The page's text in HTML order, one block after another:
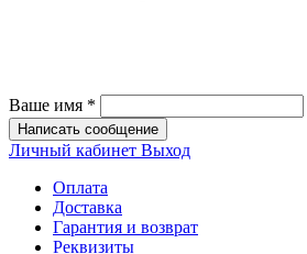
Ваше имя *
Написать сообщение
Личный кабинет Выход
Оплата
Доставка
Гарантия и возврат
Реквизиты